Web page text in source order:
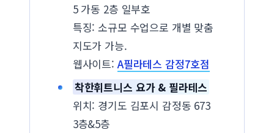
5 가동 2층 일부호
특징: 소규모 수업으로 개별 맞춤
지도가 가능.
웹사이트: A필라테스 감정7호점
착한휘트니스 요가 & 필라테스
위치: 경기도 김포시 감정동 673
3층&5층